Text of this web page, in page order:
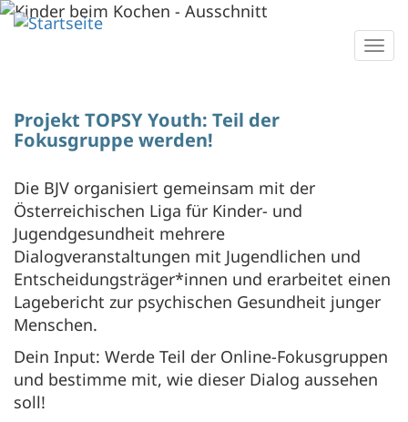
Direkt
zum
Projekt TOPSY Youth: Teil der
Fokusgruppe werden!
Die BJV organisiert gemeinsam mit der
Österreichischen Liga für Kinder- und
Jugendgesundheit mehrere
Dialogveranstaltungen mit Jugendlichen und
Entscheidungsträger*innen und erarbeitet einen
Lagebericht zur psychischen Gesundheit junger
Menschen.
Dein Input: Werde Teil der Online-Fokusgruppen
und bestimme mit, wie dieser Dialog aussehen
soll!